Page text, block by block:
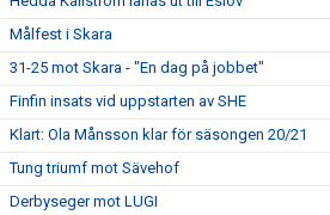
Målfest i Skara
31-25 mot Skara - "En dag på jobbet"
Finfin insats vid uppstarten av SHE
Klart: Ola Månsson klar för säsongen 20/21
Tung triumf mot Sävehof
Derbyseger mot LUGI